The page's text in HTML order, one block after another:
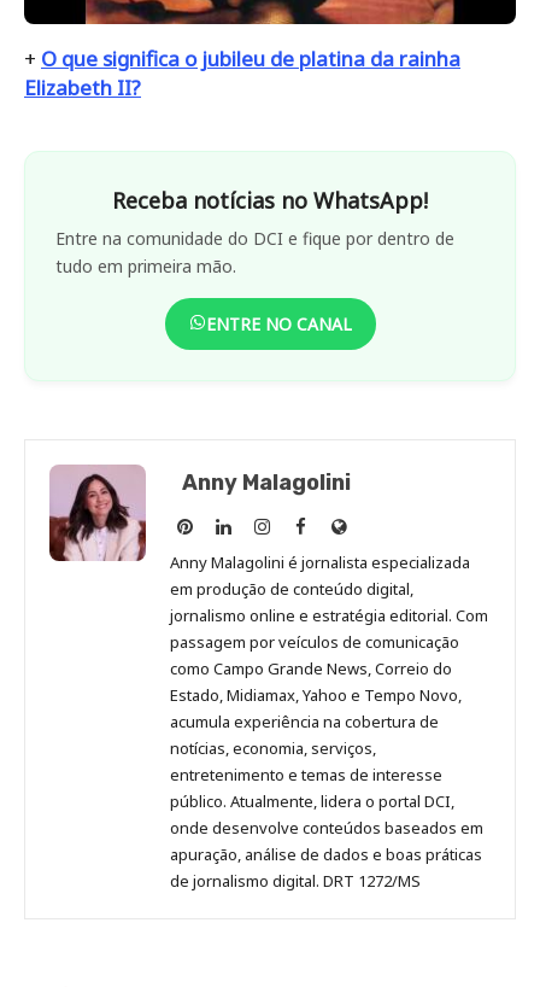
+ O que significa o jubileu de platina da rainha
Elizabeth II?
Receba notícias no WhatsApp!
Entre na comunidade do DCI e fique por dentro de
tudo em primeira mão.
ENTRE NO CANAL
Anny Malagolini
Anny
Malagolini
no
Pinterest
Anny
Malagolini
no
LinkedIn
Anny
Malagolini
no
Instagram
Anny
Malagolini
no
Facebook
Site
de
Anny
Malagolini
Anny Malagolini é jornalista especializada
em produção de conteúdo digital,
jornalismo online e estratégia editorial. Com
passagem por veículos de comunicação
como Campo Grande News, Correio do
Estado, Midiamax, Yahoo e Tempo Novo,
acumula experiência na cobertura de
notícias, economia, serviços,
entretenimento e temas de interesse
público. Atualmente, lidera o portal DCI,
onde desenvolve conteúdos baseados em
apuração, análise de dados e boas práticas
de jornalismo digital. DRT 1272/MS